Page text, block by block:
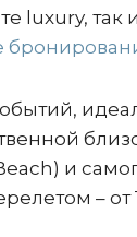
luxury,
и
– от